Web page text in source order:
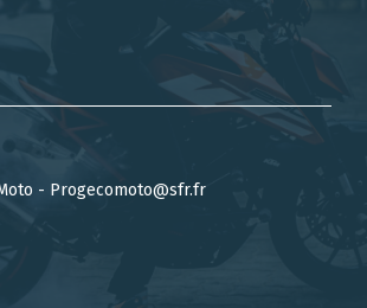
- Progecomoto@sfr.fr